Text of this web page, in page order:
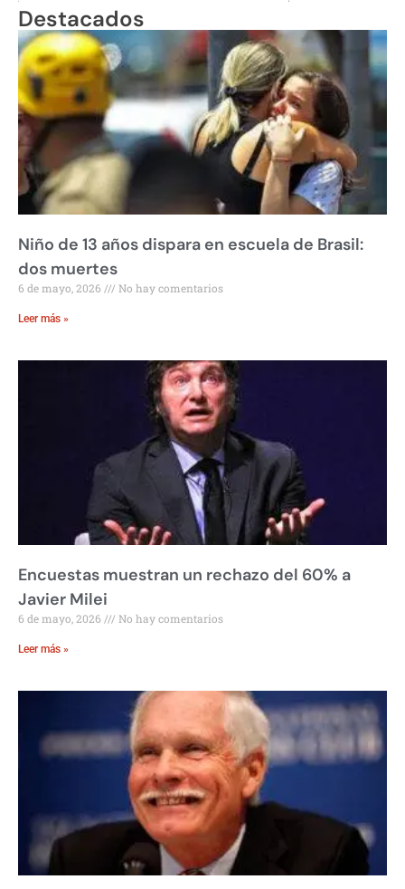
Destacados
Niño de 13 años dispara en escuela de Brasil:
dos muertes
6 de mayo, 2026 No hay comentarios
Leer más »
Encuestas muestran un rechazo del 60% a
Javier Milei
6 de mayo, 2026 No hay comentarios
Leer más »